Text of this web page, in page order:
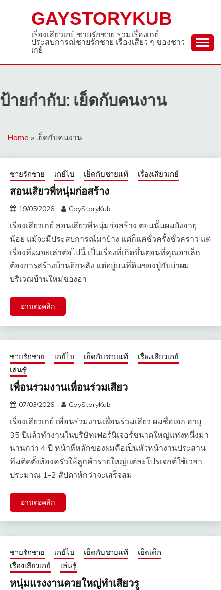
GAYSTORYKUB
เรื่องเสียวเกย์ ชายรักชาย รวมเรื่องเกย์
ประสบการณ์ชายรักชาย เรื่องเสียว ๆ ของชาว
เกย์
ป้ายกำกับ: เย็ดกับคนงาน
Home » เย็ดกับคนงาน
ชายรักชาย เกย์ไบ เย็ดกับชายแท้ เรื่องเสียวเกย์
สอนเสียวพี่หนุ่มก่อสร้าง
19/05/2026 GayStoryKub
เรื่องเสียวเกย์ สอนเสียวพี่หนุ่มก่อสร้าง ตอนนั้นผมยังอายุ
น้อย แม้จะมีประสบการณ์มาบ้าง แต่ก็แค่ชั่วครั้งชั่วคราว แต่
เรื่องที่ผมจะเล่าต่อไปนี้ เป็นเรื่องที่เกิดขึ้นตอนที่คุณอาเล็ก
ต้องการสร้างบ้านอีกหลัง แต่อยู่บนที่ดินของปู่กับย่าผม
บริเวณบ้านใหม่ของอา
อ่านต่อคลิก
ชายรักชาย เกย์ไบ เย็ดกับชายแท้
เรื่องเสียวเกย์
เล่นชู้
เพื่อนร่วมงานเพื่อนร่วมเสียว
07/03/2026 GayStoryKub
เรื่องเสียวเกย์ เพื่อนร่วมงานเพื่อนร่วมเสียว ผมชื่อเอก อายุ
35 ปีแล้วทำงานในบริษัทเฟอร์นิเจอร์ขนาดใหญ่แห่งหนึ่งมา
นานกว่า 4 ปี หน้าที่หลักของผมคือเป็นหัวหน้างานประสาน
ทีมติดตั้งห้องครัวให้ลูกค้ารายใหญ่แต่ละโปรเจกต์ใช้เวลา
ประมาณ 1-2 สัปดาห์กว่าจะเสร็จสม
อ่านต่อคลิก
ชายรักชาย เกย์ไบ เย็ดกับชายแท้
เย็ดเด็ก
เรื่องเสียวเกย์
เล่นชู้
หนุ่มแรงงานควยใหญ่ทำเสียวรู